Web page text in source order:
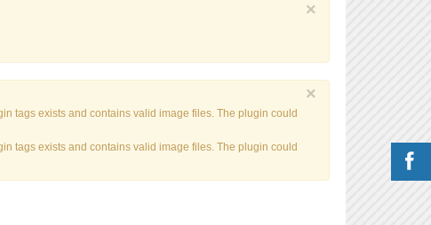
×
×
tags exists and contains valid image files. The plugin could
tags exists and contains valid image files. The plugin could